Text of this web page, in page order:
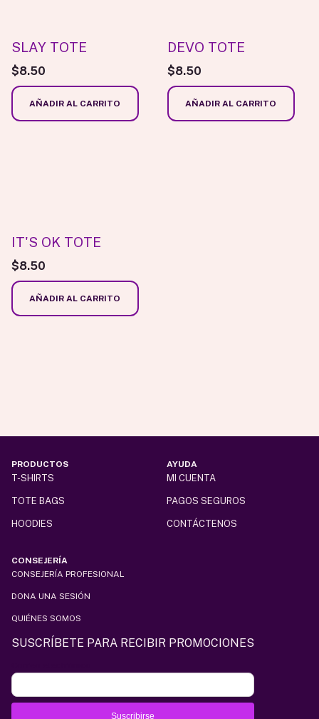
SLAY TOTE
$8.50
AÑADIR AL CARRITO
DEVO TOTE
$8.50
AÑADIR AL CARRITO
IT'S OK TOTE
$8.50
AÑADIR AL CARRITO
PRODUCTOS
T-SHIRTS
TOTE BAGS
HOODIES
AYUDA
MI CUENTA
PAGOS SEGUROS
CONTÁCTENOS
CONSEJERÍA
CONSEJERÍA PROFESIONAL
DONA UNA SESIÓN
QUIÉNES SOMOS
SUSCRÍBETE PARA RECIBIR PROMOCIONES